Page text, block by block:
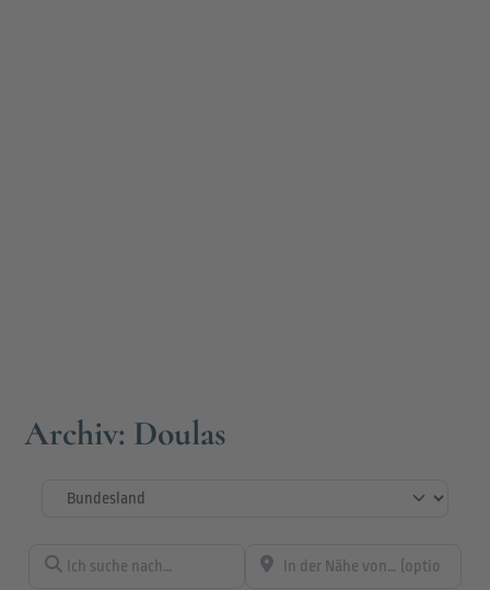
Archiv: Doulas
Bundesland
Ich suche nach… In der Nähe von… (optional)